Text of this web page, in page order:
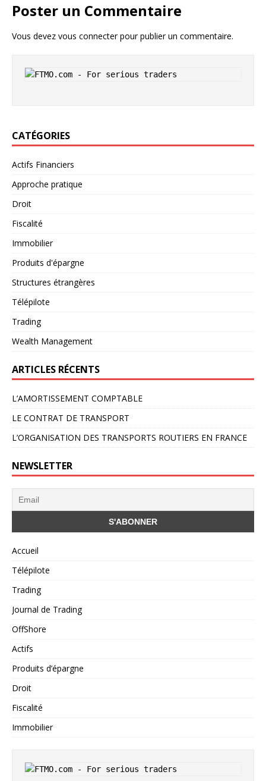
Poster un Commentaire
Vous devez vous connecterpour publier un commentaire.
CATÉGORIES
Actifs Financiers
Approche pratique
Droit
Fiscalité
Immobilier
Produits d'épargne
Structures étrangères
Télépilote
Trading
Wealth Management
ARTICLES RÉCENTS
L’AMORTISSEMENT COMPTABLE
LE CONTRAT DE TRANSPORT
L’ORGANISATION DES TRANSPORTS ROUTIERS EN FRANCE
NEWSLETTER
Accueil
Télépilote
Trading
Journal de Trading
OffShore
Actifs
Produits d’épargne
Droit
Fiscalité
Immobilier